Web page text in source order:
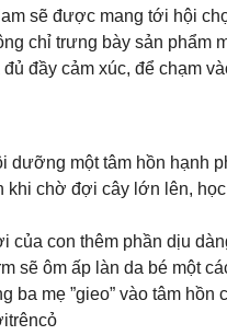
sẽ được mang tới hội
chỉ trưng bày sản phẩm
đầy cảm xúc, để chạm
dưỡng một tâm hồn hạnh
chờ đợi cây lớn lên,
con thêm phần dịu
sẽ ôm ấp làn da bé một
ba mẹ ”gieo” vào tâm